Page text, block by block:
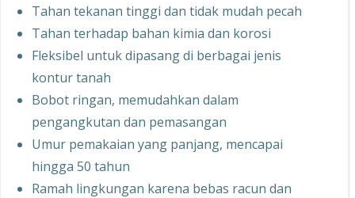
Tahan tekanan tinggi dan tidak mudah pecah
Tahan terhadap bahan kimia dan korosi
Fleksibel untuk dipasang di berbagai jenis
kontur tanah
Bobot ringan, memudahkan dalam
pengangkutan dan pemasangan
Umur pemakaian yang panjang, mencapai
hingga 50 tahun
Ramah lingkungan karena bebas racun dan